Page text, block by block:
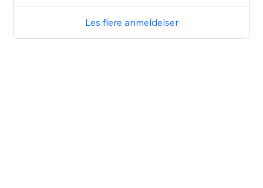
Les flere anmeldelser